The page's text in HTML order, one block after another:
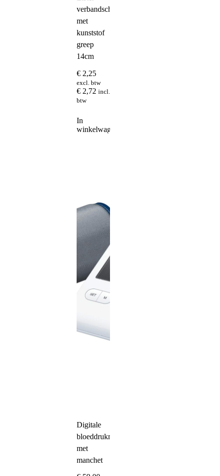
verbandschaar
met
kunststof
greep
14cm
€ 2,25
excl. btw
€ 2,72 incl.
btw
In
winkelwagen
Digitale
bloeddrukmeter
met
manchet